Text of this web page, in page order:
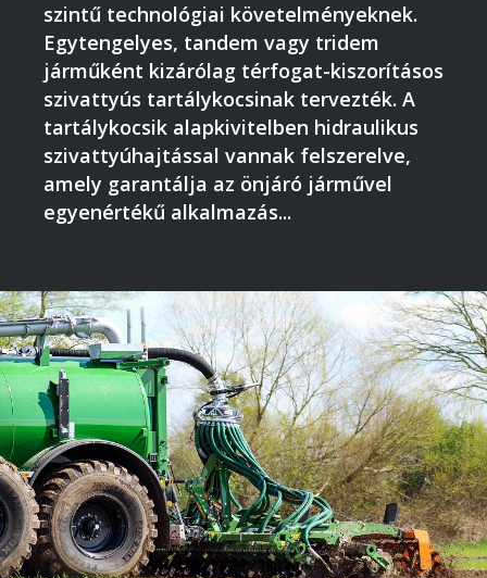
szintű technológiai követelményeknek.
Egytengelyes, tandem vagy tridem
járműként kizárólag térfogat-kiszorításos
szivattyús tartálykocsinak tervezték. A
tartálykocsik alapkivitelben hidraulikus
szivattyúhajtással vannak felszerelve,
amely garantálja az önjáró járművel
egyenértékű alkalmazás...